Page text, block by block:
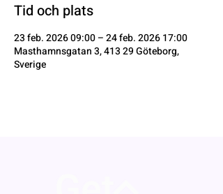
Tid och plats
23 feb. 2026 09:00 – 24 feb. 2026 17:00
Masthamnsgatan 3, 413 29 Göteborg,
Sverige